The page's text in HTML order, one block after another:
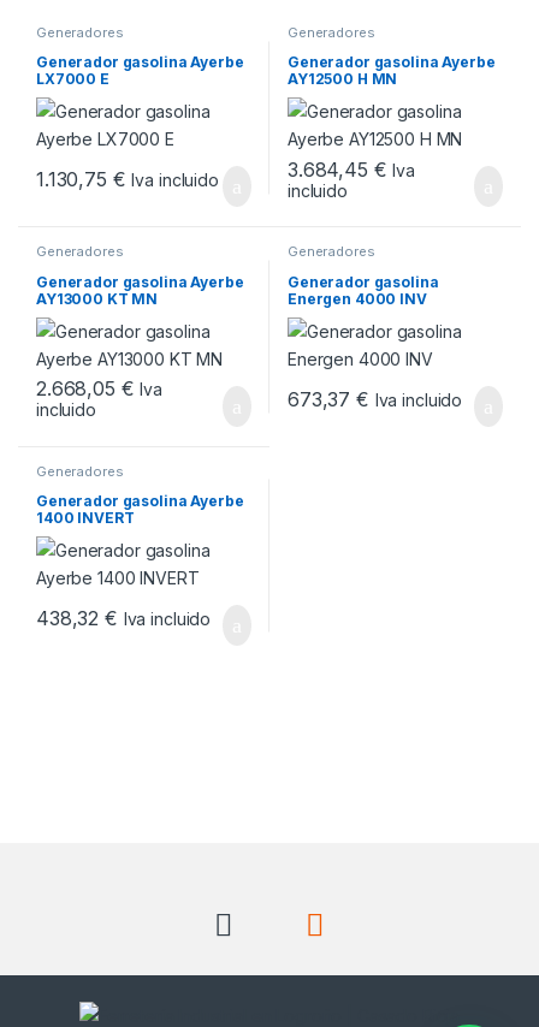
Generadores
Generador gasolina Ayerbe
LX7000 E
1.130,75 € Iva incluido
Generadores
Generador gasolina Ayerbe
AY12500 H MN
3.684,45 € Iva
incluido
Generadores
Generador gasolina Ayerbe
AY13000 KT MN
2.668,05 € Iva
incluido
Generadores
Generador gasolina
Energen 4000 INV
673,37€ Iva incluido
Generadores
Generador gasolina Ayerbe
1400 INVERT
438,32€ Iva incluido